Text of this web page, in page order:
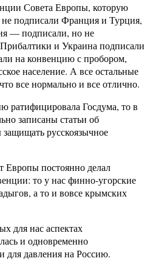
Совета Европы, которую
подписали Франция и Турция,
— подписали, но не
и Украина подписали
на конвенцию с пробором,
население. А все остальные
все нормально и все отлично.
ратифицировала Госдума, то в
записаны статьи об
русскоязычное
Европы постоянно делал
то у нас финно-угорские
а то и вовсе крымских
для нас аспектах
и одновременно
для давления на Россию.